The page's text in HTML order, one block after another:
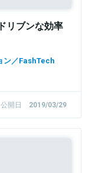
リブンな効率
ン／FashTech
公開日 2019/03/29